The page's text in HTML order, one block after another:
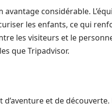
considérable.
les enfants, ce qui
les visiteurs et le
que Tripadvisor.
et de découverte.